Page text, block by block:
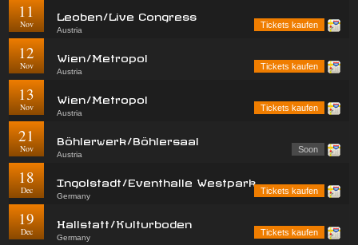
11
Nov
Leoben/Live Congress
Austria
Tickets kaufen
12
Nov
Wien/Metropol
Austria
Tickets kaufen
13
Nov
Wien/Metropol
Austria
Tickets kaufen
21
Nov
Böhlerwerk/Böhlersaal
Austria
Soon
18
Dec
Ingolstadt/Eventhalle Westpark
Germany
Tickets kaufen
19
Dec
Hallstatt/Kulturboden
Germany
Tickets kaufen